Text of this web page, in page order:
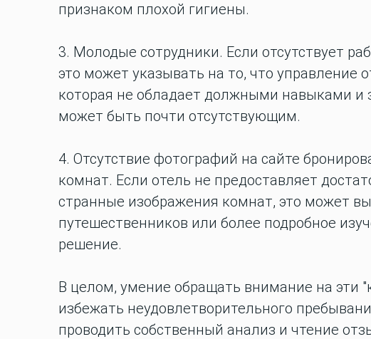
признаком плохой гигиены.
3. Молодые сотрудники. Если отсутствует
это может указывать на то, что управление
которая не обладает должными навыками и
может быть почти отсутствующим.
4. Отсутствие фотографий на сайте
комнат. Если отель не предоставляет
странные изображения комнат, это может
путешественников или более подробное
решение.
В целом, умение обращать внимание на эти
избежать неудовлетворительного
проводить собственный анализ и чтение